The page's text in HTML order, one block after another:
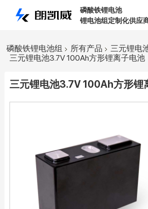
磷酸铁锂电池
锂电池组定制化供应
磷酸铁锂电池组 所有产品
三元锂电
三元锂电池3.7V 100Ah方形锂离子电池
三元锂电池3.7V 100Ah方形锂